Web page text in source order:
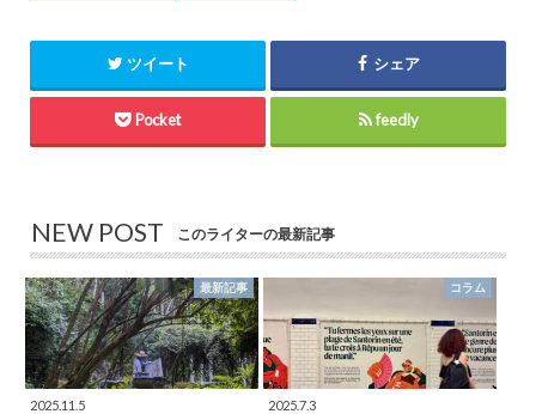
ツイート シェア
Pocket feedly
NEW POST このライターの最新記事
最新記事
2025.11.5
コラム
2025.7.3